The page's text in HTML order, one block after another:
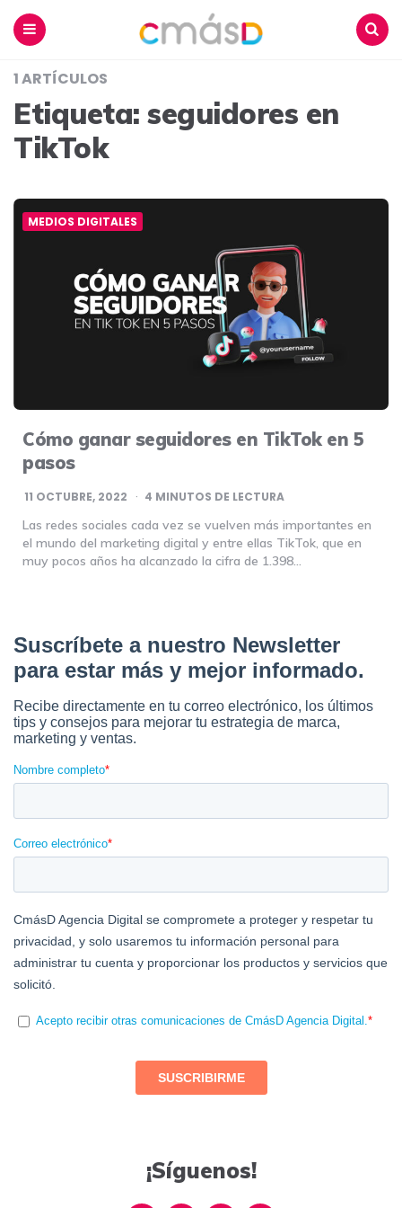
1 ARTÍCULOS
Etiqueta: seguidores en
TikTok
MEDIOS DIGITALES
Cómo ganar seguidores en TikTok en 5
pasos
11 OCTUBRE, 2022 4 MINUTOS DE LECTURA
Las redes sociales cada vez se vuelven más importantes en
el mundo del marketing digital y entre ellas TikTok, que en
muy pocos años ha alcanzado la cifra de 1.398…
¡Síguenos!